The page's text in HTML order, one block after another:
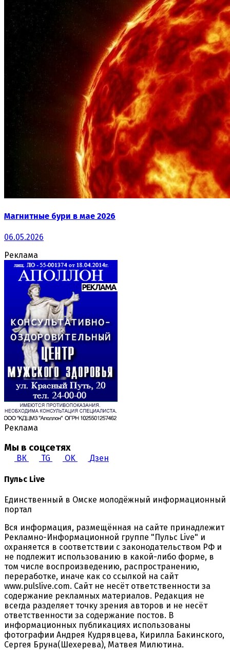
Магнитные бури в мае 2026
06.05.2026
Реклама
Реклама
Мы в соцсетях
ВК TG OK Дзен
Пульс Live
Единственный в Омске молодёжный информационный
портал
Вся информация, размещённая на сайте принадлежит
Рекламно-Информационной группе "Пульс Live" и
охраняется в соответствии с законодательством РФ и
не подлежит использованию в какой-либо форме, в
том числе воспроизведению, распространению,
переработке, иначе как со ссылкой на сайт
www.pulslive.com. Сайт не несёт ответственности за
содержание рекламных материалов. Редакция не
всегда разделяет точку зрения авторов и не несёт
ответственности за содержание постов. В
информационных публикациях использованы
фотографии Андрея Кудрявцева, Кирилла Бакинского,
Сергея Бруна(Шехерева), Матвея Милютина.